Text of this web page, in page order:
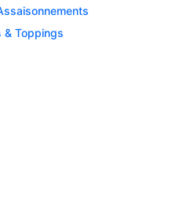
& Toppings